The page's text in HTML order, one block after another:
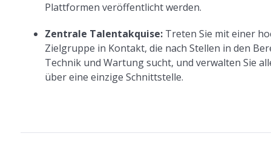
Plattformen veröffentlicht werden.
Zentrale Talentakquise:Treten Sie mit einer
Zielgruppe in Kontakt, die nach Stellen in den
Technik und Wartung sucht, und verwalten Sie
über eine einzige Schnittstelle.